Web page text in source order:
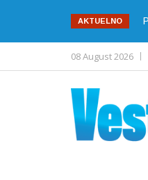
AKTUELNO
08 August 2026